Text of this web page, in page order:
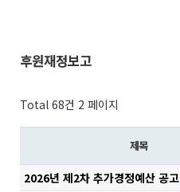
후원재정보고
Total 68건 2 페이지
제목
2026년 제2차 추가경정예산 공고